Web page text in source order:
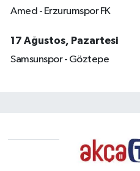
Amed - Erzurumspor FK
17 Ağustos, Pazartesi
Samsunspor - Göztepe